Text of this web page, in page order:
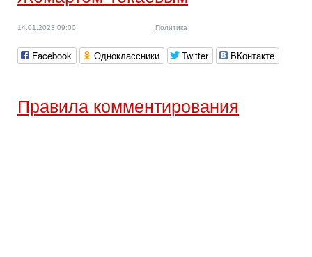
14.01.2023 09:00 Политика
Facebook Одноклассники Twitter ВКонтакте
Правила комментирования